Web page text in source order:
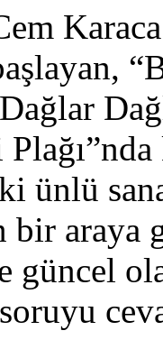
ünlü
bir araya
güncel